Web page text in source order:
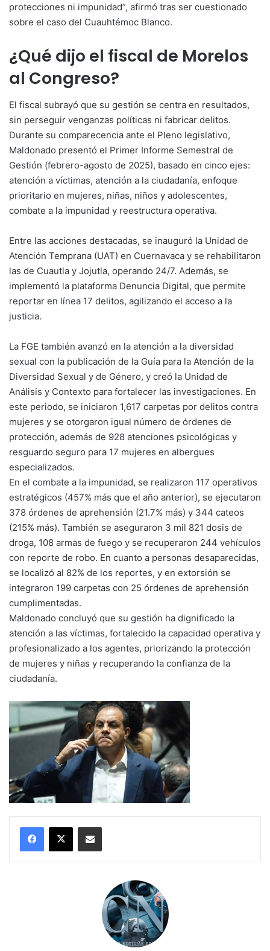
protecciones ni impunidad”, afirmó tras ser cuestionado
sobre el caso del Cuauhtémoc Blanco.
¿Qué dijo el fiscal de Morelos
al Congreso?
El fiscal subrayó que su gestión se centra en resultados,
sin perseguir venganzas políticas ni fabricar delitos.
Durante su comparecencia ante el Pleno legislativo,
Maldonado presentó el Primer Informe Semestral de
Gestión (febrero-agosto de 2025), basado en cinco ejes:
atención a víctimas, atención a la ciudadanía, enfoque
prioritario en mujeres, niñas, niños y adolescentes,
combate a la impunidad y reestructura operativa.
Entre las acciones destacadas, se inauguró la Unidad de
Atención Temprana (UAT) en Cuernavaca y se rehabilitaron
las de Cuautla y Jojutla, operando 24/7. Además, se
implementó la plataforma Denuncia Digital, que permite
reportar en línea 17 delitos, agilizando el acceso a la
justicia.
La FGE también avanzó en la atención a la diversidad
sexual con la publicación de la Guía para la Atención de la
Diversidad Sexual y de Género, y creó la Unidad de
Análisis y Contexto para fortalecer las investigaciones. En
este periodo, se iniciaron 1,617 carpetas por delitos contra
mujeres y se otorgaron igual número de órdenes de
protección, además de 928 atenciones psicológicas y
resguardo seguro para 17 mujeres en albergues
especializados.
En el combate a la impunidad, se realizaron 117 operativos
estratégicos (457% más que el año anterior), se ejecutaron
378 órdenes de aprehensión (21.7% más) y 344 cateos
(215% más). También se aseguraron 3 mil 821 dosis de
droga, 108 armas de fuego y se recuperaron 244 vehículos
con reporte de robo. En cuanto a personas desaparecidas,
se localizó al 82% de los reportes, y en extorsión se
integraron 199 carpetas con 25 órdenes de aprehensión
cumplimentadas.
Maldonado concluyó que su gestión ha dignificado la
atención a las víctimas, fortalecido la capacidad operativa y
profesionalizado a los agentes, priorizando la protección
de mujeres y niñas y recuperando la confianza de la
ciudadanía.
Compartir por correo electrónico